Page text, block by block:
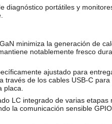
diagnóstico portátiles y
minimiza la generación de
notablemente fresco
ajustado para
través de los cables USB-C
placa.
LC integrado de varias etapas
la comunicación sensible